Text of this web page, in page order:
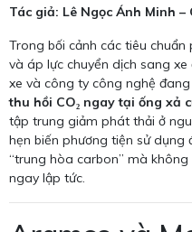
Tác giả: Lê Ngọc Ánh Minh
Trong bối cảnh các tiêu
và áp lực chuyển dịch sang
xe và công ty công nghệ
thu hồi CO₂ ngay tại ống xả
tập trung giảm phát thải ở
hẹn biến phương tiện sử dụng
“trung hòa carbon” mà
ngay lập tức.